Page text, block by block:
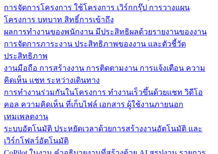
การจัดการโครงการ ใช้โครงการ เวิร์กกรุ๊ป การวางแผน
โครงการ บทบาท สิทธิ์การเข้าถึง
ผลการทำงานของพนักงาน มีประสิทธิผลด้วยรายงานของงาน
การจัดการภาระงาน ประสิทธิภาพของงาน และตัวชี้วัด
ประสิทธิภาพ
งานมือถือ การสร้างงาน การติดตามงาน การแจ้งเตือน ความ
คิดเห็น แชท ระหว่างเดินทาง
การทำงานร่วมกันในโครงการ ทํางานเร็วขึ้นด้วยแชท วิดีโอ
คอล ความคิดเห็น ที่เก็บไฟล์ เอกสาร ผู้ใช้งานภายนอก
เทมเพลตงาน
ระบบอัตโนมัติ ประหยัดเวลาด้วยการสร้างงานอัตโนมัติ และ
เวิร์กโฟลว์อัตโนมัติ